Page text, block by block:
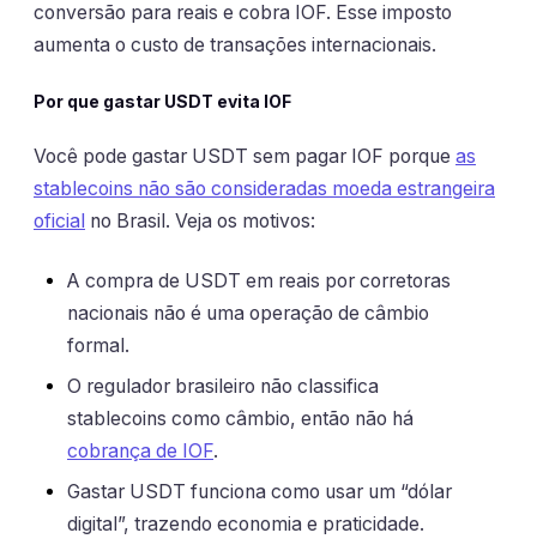
conversão para reais e cobra IOF. Esse imposto
aumenta o custo de transações internacionais.
Por que gastar USDT evita IOF
Você pode gastar USDT sem pagar IOF porque as
stablecoins não são consideradas moeda estrangeira
oficial no Brasil. Veja os motivos:
A compra de USDT em reais por corretoras
nacionais não é uma operação de câmbio
formal.
O regulador brasileiro não classifica
stablecoins como câmbio, então não há
cobrança de IOF.
Gastar USDT funciona como usar um “dólar
digital”, trazendo economia e praticidade.